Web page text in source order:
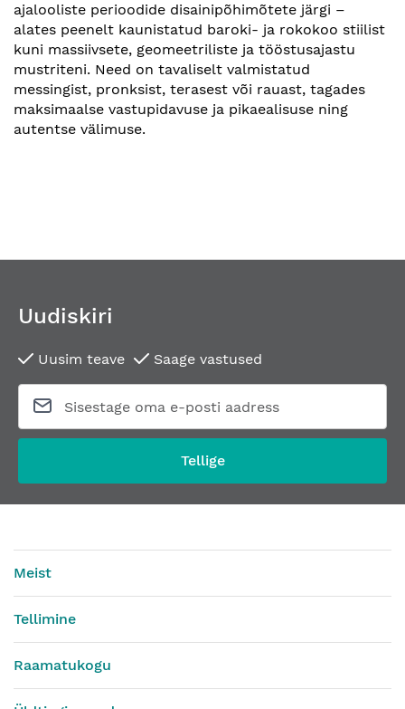
ajalooliste perioodide disainipõhimõtete järgi –
alates peenelt kaunistatud baroki- ja rokokoo stiilist
kuni massiivsete, geomeetriliste ja tööstusajastu
mustriteni. Need on tavaliselt valmistatud
messingist, pronksist, terasest või rauast, tagades
maksimaalse vastupidavuse ja pikaealisuse ning
autentse välimuse.
Uudiskiri
Uusim teave Saage vastused
Tellige
Meist
Tellimine
Raamatukogu